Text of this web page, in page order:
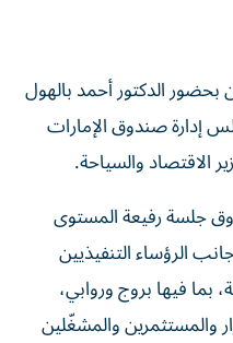
بحضور الدكتور أحمد بالهول
إدارة صندوق الإمارات
الاقتصاد والسياحة.
جلسة رفيعة المستوى
الرؤساء التنفيذيين
بما فيها بروج وروابي،
والمستثمرين والمشغّلين